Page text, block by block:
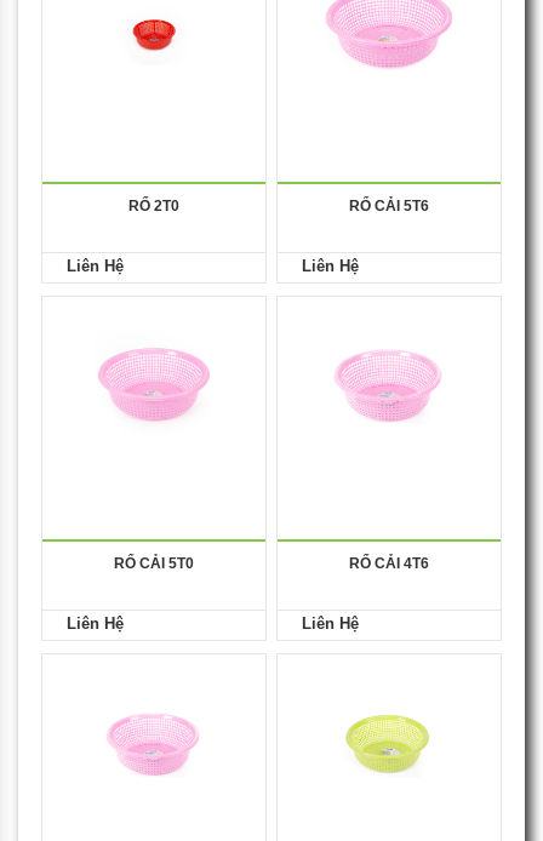
RỔ 2T0
Liên Hệ
RỔ CẢI 5T6
Liên Hệ
RỔ CẢI 5T0
Liên Hệ
RỔ CẢI 4T6
Liên Hệ